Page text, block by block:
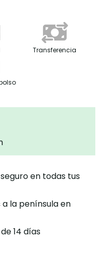
Transferencia
en todas tus
la península en
14 días